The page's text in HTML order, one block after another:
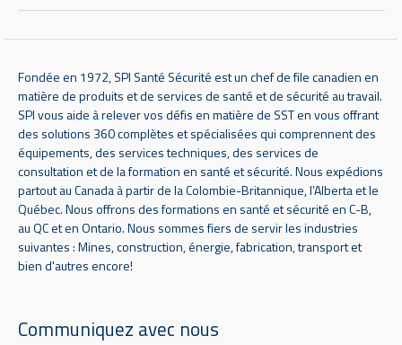
Fondée en 1972, SPI Santé Sécurité est un chef de file canadien en
matière de produits et de services de santé et de sécurité au travail.
SPI vous aide à relever vos défis en matière de SST en vous offrant
des solutions 360 complètes et spécialisées qui comprennent des
équipements, des services techniques, des services de
consultation et de la formation en santé et sécurité. Nous expédions
partout au Canada à partir de la Colombie-Britannique, l’Alberta et le
Québec. Nous offrons des formations en santé et sécurité en C-B,
au QC et en Ontario. Nous sommes fiers de servir les industries
suivantes : Mines, construction, énergie, fabrication, transport et
bien d'autres encore!
Communiquez avec nous